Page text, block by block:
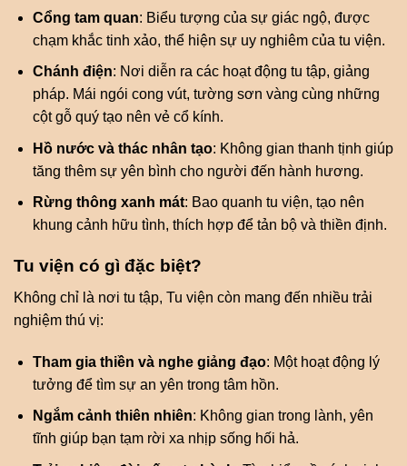
Cổng tam quan: Biểu tượng của sự giác ngộ, được
chạm khắc tinh xảo, thể hiện sự uy nghiêm của tu viện.
Chánh điện: Nơi diễn ra các hoạt động tu tập, giảng
pháp. Mái ngói cong vút, tường sơn vàng cùng những
cột gỗ quý tạo nên vẻ cổ kính.
Hồ nước và thác nhân tạo: Không gian thanh tịnh giúp
tăng thêm sự yên bình cho người đến hành hương.
Rừng thông xanh mát: Bao quanh tu viện, tạo nên
khung cảnh hữu tình, thích hợp để tản bộ và thiền định.
Tu viện có gì đặc biệt?
Không chỉ là nơi tu tập, Tu viện còn mang đến nhiều trải
nghiệm thú vị:
Tham gia thiền và nghe giảng đạo: Một hoạt động lý
tưởng để tìm sự an yên trong tâm hồn.
Ngắm cảnh thiên nhiên: Không gian trong lành, yên
tĩnh giúp bạn tạm rời xa nhịp sống hối hả.